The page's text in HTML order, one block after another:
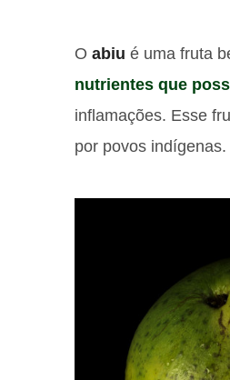
O abiu é uma fruta
nutrientes que
inflamações. Esse
por povos indígenas.